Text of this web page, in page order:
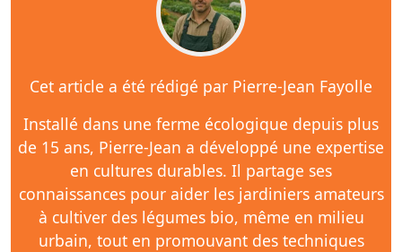
Cet article a été rédigé par Pierre-Jean Fayolle
Installé dans une ferme écologique depuis plus
de 15 ans, Pierre-Jean a développé une expertise
en cultures durables. Il partage ses
connaissances pour aider les jardiniers amateurs
à cultiver des légumes bio, même en milieu
urbain, tout en promouvant des techniques